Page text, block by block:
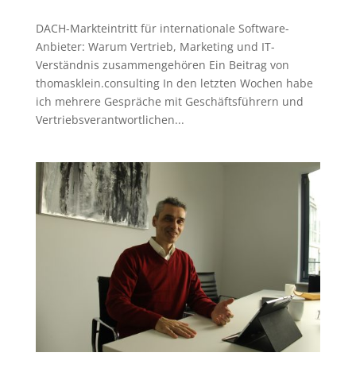
DACH-Markteintritt für internationale Software-
Anbieter: Warum Vertrieb, Marketing und IT-
Verständnis zusammengehören Ein Beitrag von
thomasklein.consulting In den letzten Wochen habe
ich mehrere Gespräche mit Geschäftsführern und
Vertriebsverantwortlichen...